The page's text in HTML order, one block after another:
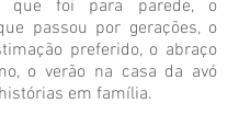
que foi para parede, o
passou por gerações, o
preferido, o abraço
o verão na casa da avó
em família.